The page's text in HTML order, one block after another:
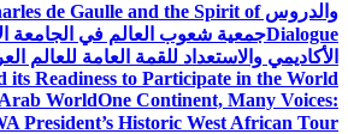
والدروسde Gaulle and the Spirit of
Dialogueجمعية شعوب العالم في الجامعة
الأكاديمي والاستعداد للقمة العامة للعالم
its Readiness to Participate in the World
WorldOne Continent, Many Voices:
President’s Historic West African Tour